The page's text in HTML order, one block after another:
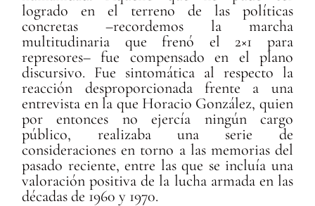
logrado en el terreno de las políticas
concretas –recordemos la marcha
multitudinaria que frenó el 2×1 para
represores– fue compensado en el plano
discursivo. Fue sintomática al respecto la
reacción desproporcionada frente a una
entrevista en la que Horacio González, quien
por entonces no ejercía ningún cargo
público, realizaba una serie de
consideraciones en torno a las memorias del
pasado reciente, entre las que se incluía una
valoración positiva de la lucha armada en las
décadas de 1960 y 1970.